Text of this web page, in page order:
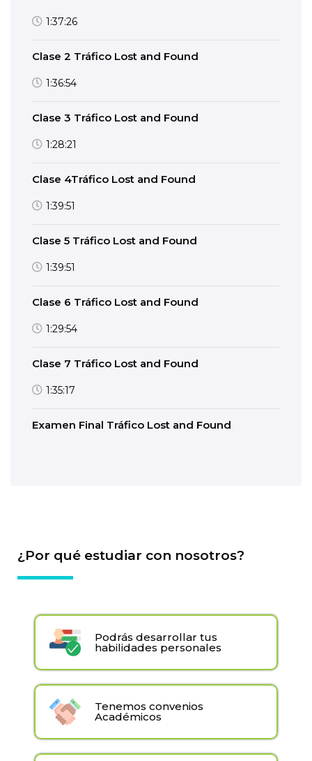
1:37:26
Clase 2 Tráfico Lost and Found
1:36:54
Clase 3 Tráfico Lost and Found
1:28:21
Clase 4Tráfico Lost and Found
1:39:51
Clase 5 Tráfico Lost and Found
1:39:51
Clase 6 Tráfico Lost and Found
1:29:54
Clase 7 Tráfico Lost and Found
1:35:17
Examen Final Tráfico Lost and Found
¿Por qué estudiar con nosotros?
Podrás desarrollar tus
habilidades personales
Tenemos convenios
Académicos